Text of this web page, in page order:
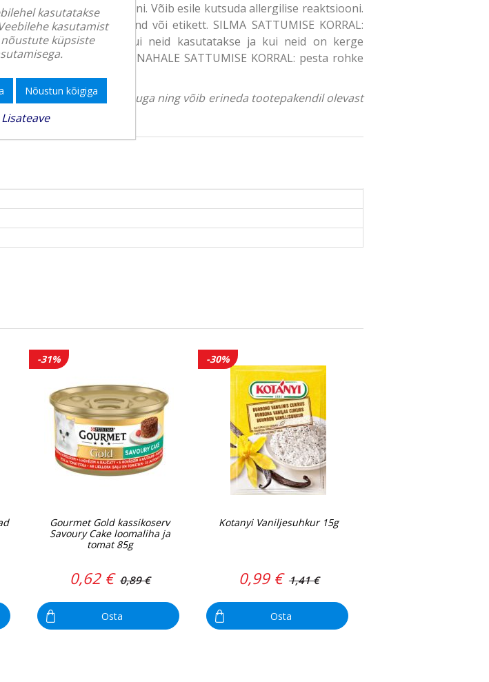
Sisaldab subtilisiini. Võib esile kutsuda allergilise reaktsiooni.
kaasa toote pakend või etikett. SILMA SATTUMISE KORRAL:
kontaktläätsed, kui neid kasutatakse ja kui neid on kerge
pöörduda arsti poole. NAHALE SATTUMISE KORRAL: pesta rohke
on üldise iseloomuga ning võib erineda tootepakendil olevast
-31%
Gourmet Gold kassikoserv
Savoury Cake loomaliha ja
tomat 85g
0,62 € 0,89 €
Osta
-30%
Kotanyi Vaniljesuhkur 15g
0,99 € 1,41 €
Osta
kasutatakse
kasutamist
küpsiste
Nõustun kõigiga
Lisateave